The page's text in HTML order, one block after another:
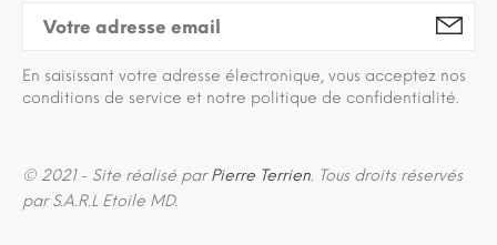
En saisissant votre adresse électronique, vous acceptez nos
conditions de service et notre politique de confidentialité.
© 2021 - Site réalisé parPierre Terrien. Tous droits réservés
par S.A.R.L Etoile MD.